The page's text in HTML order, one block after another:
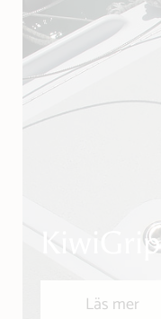
KiwiGrip
Läs mer